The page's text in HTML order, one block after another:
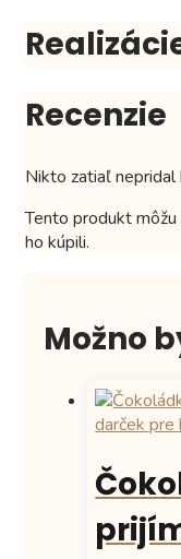
Recenzie
Nikto zatiaľ nepridal
Tento produkt
ho kúpili.
Možno